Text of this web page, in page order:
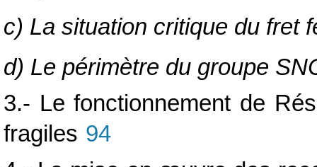
c) La situation critique du fret
d) Le périmètre du groupe
3.- Le fonctionnement de
fragiles 94